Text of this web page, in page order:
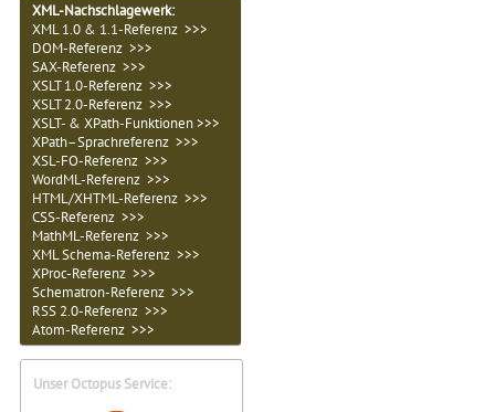
XML-Nachschlagewerk:
XML 1.0 & 1.1-Referenz >>>
DOM-Referenz >>>
SAX-Referenz >>>
XSLT 1.0-Referenz >>>
XSLT 2.0-Referenz >>>
XSLT- & XPath-Funktionen >>>
XPath–Sprachreferenz >>>
XSL-FO-Referenz >>>
WordML-Referenz >>>
HTML/XHTML-Referenz >>>
CSS-Referenz >>>
MathML-Referenz >>>
XML Schema-Referenz >>>
XProc-Referenz >>>
Schematron-Referenz >>>
RSS 2.0-Referenz >>>
Atom-Referenz >>>
Unser Octopus Service: